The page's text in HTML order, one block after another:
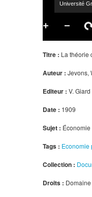
Titre : La théorie
Auteur : Jevons,
Editeur : V.
Date : 1909
Sujet :
Tags : Economie
Collection :
Droits :